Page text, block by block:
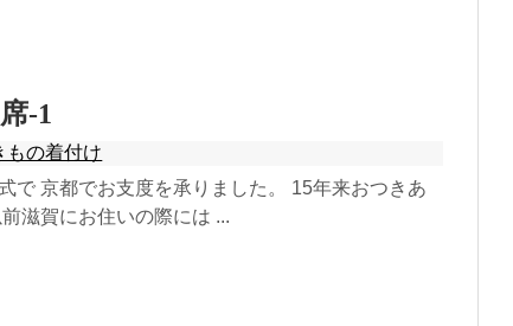
‐1
もの着付け
で 京都でお支度を承りました。 15年来おつきあ
滋賀にお住いの際には ...